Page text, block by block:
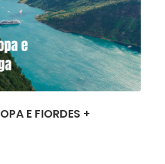
E FIORDES +